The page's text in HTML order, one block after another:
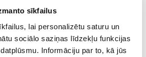
sīkfailus
lai personalizētu saturu un
sociālo saziņas līdzekļu funkcijas
Informāciju par to, kā jūs